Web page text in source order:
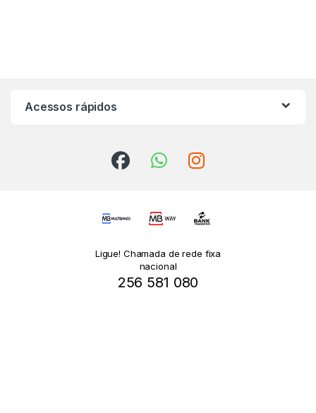
Acessos rápidos
Ligue! Chamada de rede fixa
nacional
256 581 080